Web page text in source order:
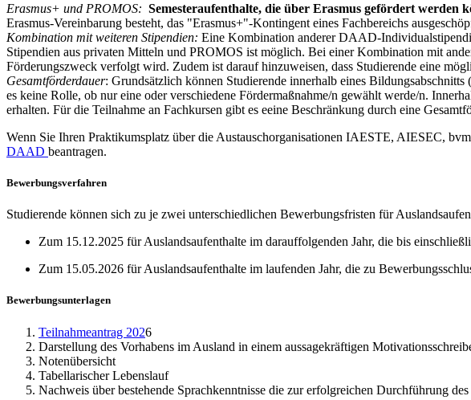
Erasmus+ und PROMOS: Semesteraufenthalte, die über Erasmus gefördert werden
Erasmus-Vereinbarung besteht, das "Erasmus+"-Kontingent eines Fachbereichs
Kombination mit weiteren Stipendien: Eine Kombination anderer DAAD-
Stipendien aus privaten Mitteln und PROMOS ist möglich. Bei einer Kombination mit
Förderungszweck verfolgt wird. Zudem ist darauf hinzuweisen, dass Studierende eine
Gesamtförderdauer: Grundsätzlich können Studierende innerhalb eines
es keine Rolle, ob nur eine oder verschiedene Fördermaßnahme/n gewählt werde/n.
erhalten. Für die Teilnahme an Fachkursen gibt es eeine Beschränkung durch eine
Wenn Sie Ihren Praktikumsplatz über die Austauschorganisationen IAESTE, AIESEC,
DAAD beantragen.
Bewerbungsverfahren
Studierende können sich zu je zwei unterschiedlichen Bewerbungsfristen für
Zum 15.12.2025 für Auslandsaufenthalte im darauffolgenden Jahr, die bis
Zum 15.05.2026 für Auslandsaufenthalte im laufenden Jahr, die zu
Bewerbungsunterlagen
Teilnahmeantrag 2026
Darstellung des Vorhabens im Ausland in einem aussagekräftigen
Notenübersicht
Tabellarischer Lebenslauf
Nachweis über bestehende Sprachkenntnisse die zur erfolgreichen Durchführung